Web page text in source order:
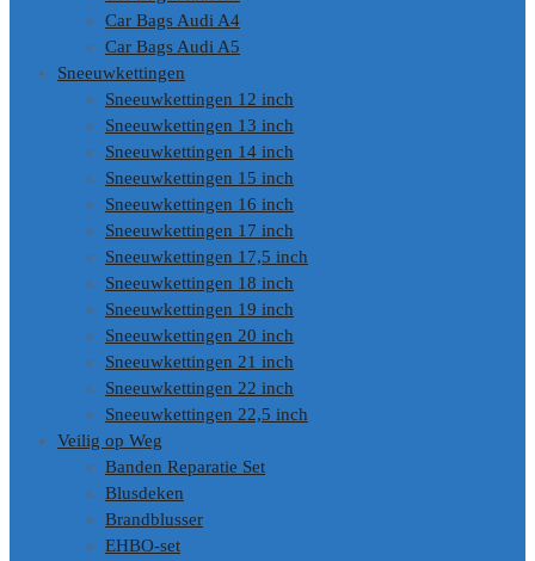
Car Bags Audi A4
Car Bags Audi A5
Sneeuwkettingen
Sneeuwkettingen 12 inch
Sneeuwkettingen 13 inch
Sneeuwkettingen 14 inch
Sneeuwkettingen 15 inch
Sneeuwkettingen 16 inch
Sneeuwkettingen 17 inch
Sneeuwkettingen 17,5 inch
Sneeuwkettingen 18 inch
Sneeuwkettingen 19 inch
Sneeuwkettingen 20 inch
Sneeuwkettingen 21 inch
Sneeuwkettingen 22 inch
Sneeuwkettingen 22,5 inch
Veilig op Weg
Banden Reparatie Set
Blusdeken
Brandblusser
EHBO-set